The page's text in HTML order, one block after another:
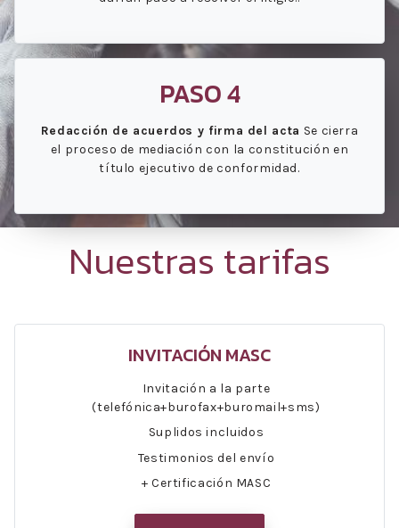
PASO 4
Redacción de acuerdos y firma del acta Se cierra
el proceso de mediación con la constitución en
título ejecutivo de conformidad.
Nuestras tarifas
INVITACIÓN MASC
Invitación a la parte
(telefónica+burofax+buromail+sms)
Suplidos incluidos
Testimonios del envío
+ Certificación MASC